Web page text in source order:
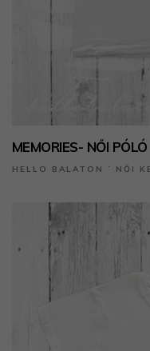
MEMORIES- NŐI PÓLÓ
HELLO BALATON ˙ NŐI